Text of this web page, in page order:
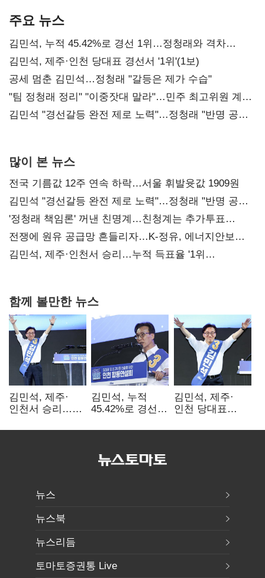
주요 뉴스
김민석, 누적 45.42%로 경선 1위…정청래와 격차
0.86%p(2보)
김민석, 제주·인천 당대표 경선서 '1위'(1보)
공세 멈춘 김민석…정청래 "갈등은 제가 수습"
"팀 정청래 정리" "이중잣대 말라"…민주 최고위원 계파
다툼 격화
김민석 "경선갈등 완전 제로 노력"…정청래 "반명 공세
많이 본 뉴스
전국 기름값 12주 연속 하락…서울 휘발윳값 1909원
김민석 "경선갈등 완전 제로 노력"…정청래 "반명 공세
사과부터"
'정청래 책임론' 꺼낸 친명계…친청계는 추가투표
때리기
전쟁에 원유 공급망 흔들리자…K-정유, 에너지안보
핵심으로 재부상
김민석, 제주·인천서 승리…누적 득표율 '1위
함께 볼만한 뉴스
김민석, 제주·
인천서 승리…
탈환'(종합)
김민석, 누적
45.42%로 경선
격차
김민석, 제주·
인천 당대표
뉴스
뉴스북
뉴스리듬
토마토증권통 Live